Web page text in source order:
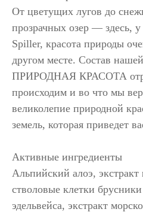
От цветущих лугов до
прозрачных озер — здесь,
Spiller, красота природы
другом месте. Состав
ПРИРОДНАЯ КРАСОТА
происходим и во что мы
великолепие природной
земель, которая приведет
Активные ингредиенты
Альпийский алоэ, экстракт
стволовые клетки
эдельвейса, экстракт